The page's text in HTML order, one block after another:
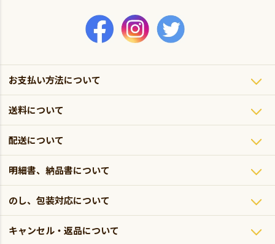
お支払い方法について
送料について
配送について
明細書、納品書について
のし、包装対応について
キャンセル・返品について